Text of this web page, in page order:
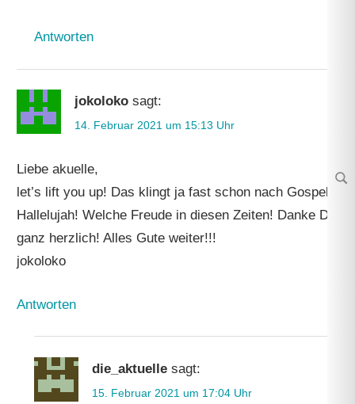
Antworten
jokoloko sagt:
14. Februar 2021 um 15:13 Uhr
Liebe akuelle,
let’s lift you up! Das klingt ja fast schon nach Gospel,
Hallelujah! Welche Freude in diesen Zeiten! Danke Dir
ganz herzlich! Alles Gute weiter!!!
jokoloko
Antworten
die_aktuelle sagt:
15. Februar 2021 um 17:04 Uhr